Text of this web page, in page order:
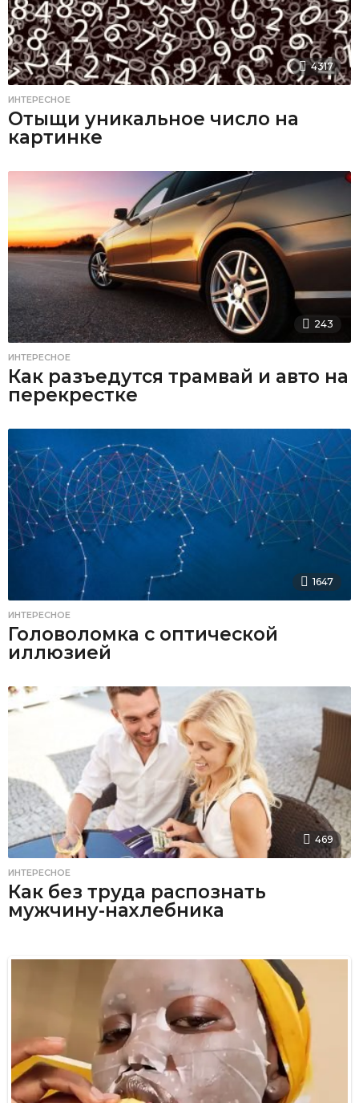
4317
ИНТЕРЕСНОЕ
Отыщи уникальное число на
картинке
243
ИНТЕРЕСНОЕ
Как разъедутся трамвай и авто на
перекрестке
1647
ИНТЕРЕСНОЕ
Головоломка с оптической
иллюзией
469
ИНТЕРЕСНОЕ
Как без труда распознать
мужчину-нахлебника